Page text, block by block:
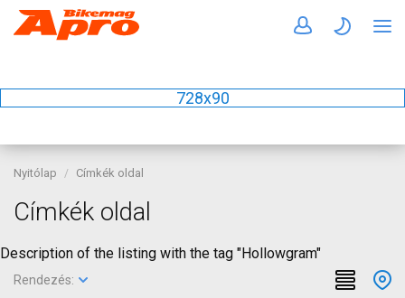
728x90
Nyitólap Címkék oldal
Címkék oldal
Description of the listing with the tag "Hollowgram"
Rendezés: